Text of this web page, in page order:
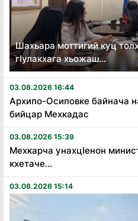
Шахьара моттигий куц
гӏулакхага хьожаш...
03.08.2026 16:44
Архипо-Осиповке байнача
бийцар Мехкадас
03.08.2026 15:39
Мехкарча унахцӏенон
кхетаче...
03.08.2026 15:14